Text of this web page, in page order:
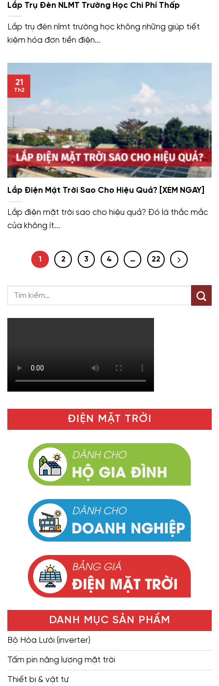
Lắp Trụ Đèn NLMT Trường Học Chi Phí Thấp
Lắp trụ đèn nlmt trường học không những giúp tiết
kiệm hóa đơn tiền điện...
Lắp Điện Mặt Trời Sao Cho Hiệu Quả? [XEM NGAY]
Lắp điện mặt trời sao cho hiệu quả? Đó là thắc mắc
của không ít...
21
Th2
1 2 3 4 … 22
ĐIỆN MẶT TRỜI
DANH MỤC SẢN PHẨM
Bộ Hòa Lưới (inverter)
Tấm pin năng lượng mặt trời
Thiết bị & vật tư